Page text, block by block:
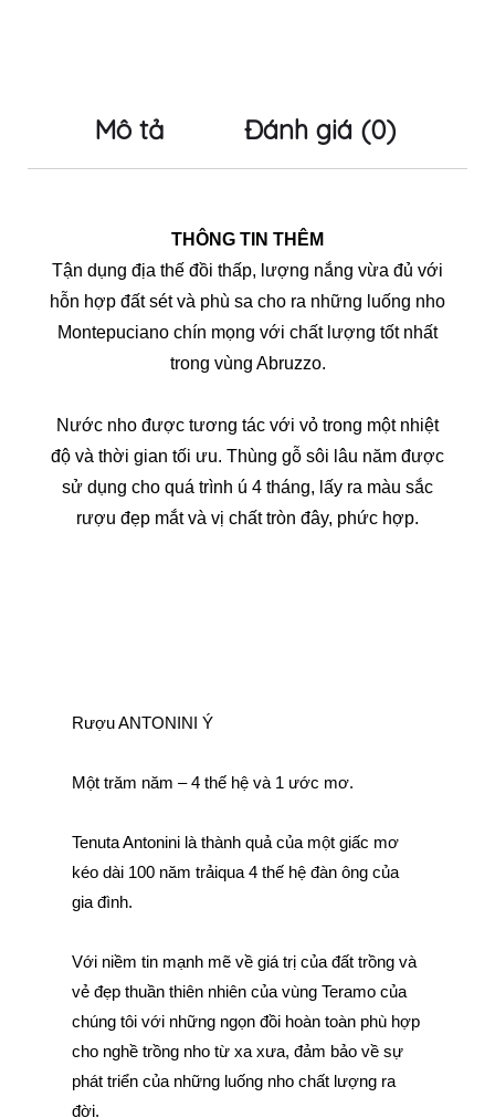
Mô tả Đánh giá (0)
THÔNG TIN THÊM
Tận dụng địa thế đồi thấp, lượng nắng vừa đủ với
hỗn hợp đất sét và phù sa cho ra những luống nho
Montepuciano chín mọng với chất lượng tốt nhất
trong vùng Abruzzo.
Nước nho được tương tác với vỏ trong một nhiệt
độ và thời gian tối ưu. Thùng gỗ sôi lâu năm được
sử dụng cho quá trình ú 4 tháng, lấy ra màu sắc
rượu đẹp mắt và vị chất tròn đây, phức hợp.
Rượu ANTONINI Ý
Một trăm năm – 4 thế hệ và 1 ước mơ.
Tenuta Antonini là thành quả của một giấc mơ
kéo dài 100 năm trảiqua 4 thế hệ đàn ông của
gia đình.
Với niềm tin mạnh mẽ về giá trị của đất trồng và
vẻ đẹp thuần thiên nhiên của vùng Teramo của
chúng tôi với những ngọn đồi hoàn toàn phù hợp
cho nghề trồng nho từ xa xưa, đảm bảo về sự
phát triển của những luống nho chất lượng ra
đời.